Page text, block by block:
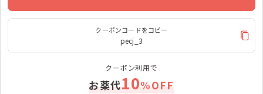
クーポンコードをコピー
pecj_3
クーポン利用で
お薬代10%OFF